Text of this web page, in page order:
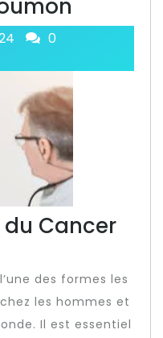
0
du Cancer
des formes les
les hommes et
Il est essentiel